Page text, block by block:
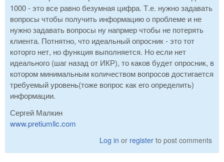
1000 - это все равно безумная цифра. Т.е. нужно задавать
вопросы чтобы получить информацию о проблеме и не
нужно задавать вопросы ну напрмер чтобы не потерять
клиента. Потнятно, что идеальный опросник - это тот
которго нет, но функция выполняется. Но если нет
идеального (шаг назад от ИКР), то каков будет опросник, в
котором минимальным количеством вопросов достигается
требуемый уровень(тоже вопрос как его определить)
информации.
Сергей Малкин
www.pretiumllc.com
Log in or register to post comments